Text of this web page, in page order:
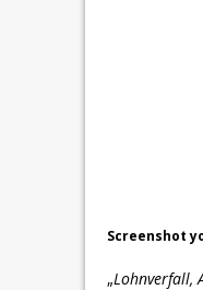
Screenshot
„Lohnverfall,